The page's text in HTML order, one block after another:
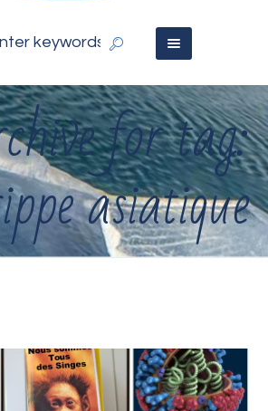
for tag:
asiatique